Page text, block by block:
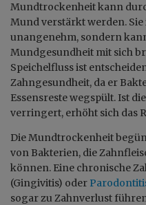
Mundtrockenheit kann
Mund verstärkt werden.
unangenehm, sondern
Mundgesundheit mit sich
Speichelfluss ist
Zahngesundheit, da er
Essensreste wegspült. Ist
verringert, erhöht sich das
Die Mundtrockenheit
von Bakterien, die
können. Eine chronische
(Gingivitis) oder
sogar zu Zahnverlust